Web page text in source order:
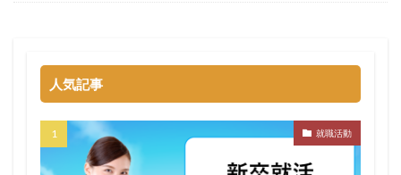
人気記事
就職活動
初めて
性格診断アプリ
情報系学部
会社辞めたい
若者
誰でも受かる業界
評判
見分け方
裁量権